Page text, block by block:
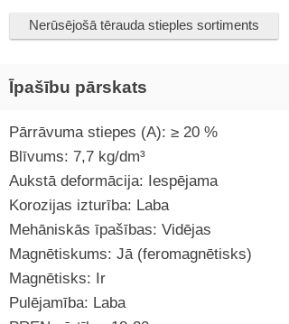
Nerūsējošā tērauda stieples sortiments
Īpašību pārskats
Pārrāvuma stiepes (A): ≥ 20 %
Blīvums: 7,7 kg/dm³
Aukstā deformācija: Iespējama
Korozijas izturība: Laba
Mehāniskās īpašības: Vidējas
Magnētiskums: Jā (feromagnētisks)
Magnētisks: Ir
Pulējamība: Laba